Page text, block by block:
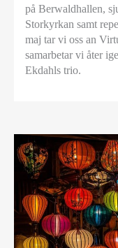
på Berwaldhallen,
Storkyrkan samt
maj tar vi oss an
samarbetar vi åter
Ekdahls trio.